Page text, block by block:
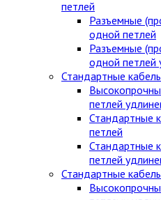
петлей
Разъемные
одной петлей
Разъемные
одной петлей
Стандартные
петлей
Стандартные
петлей
Стандартные
петлей
Стандартные